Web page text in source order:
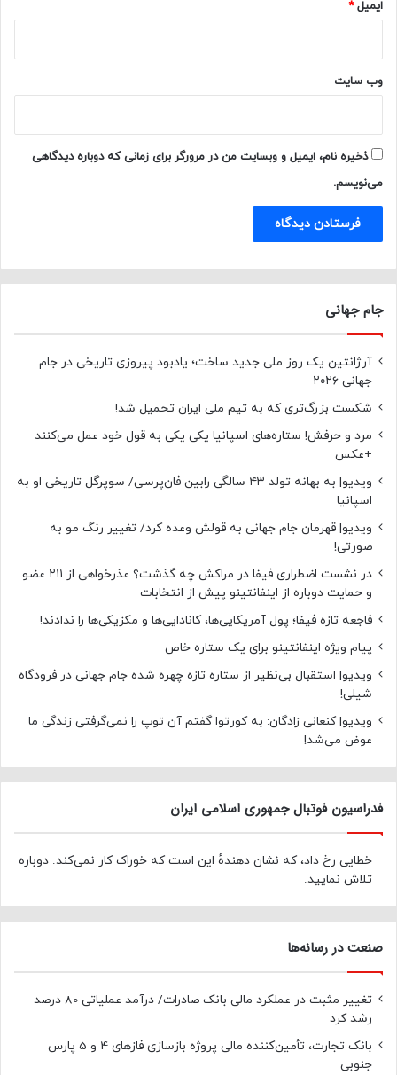
ایمیل*
وب‌ سایت
ذخیره نام، ایمیل و وبسایت من در مرورگر برای زمانی که دوباره دیدگاهی
می‌نویسم.
جام جهانی
آرژانتین یک روز ملی جدید ساخت؛ یادبود پیروزی تاریخی در جام
جهانی ۲۰۲۶
شکست بزرگ‌تری که به تیم ملی ایران تحمیل شد!
مرد و حرفش! ستاره‌های اسپانیا یکی یکی به قول خود عمل می‌کنند
+عکس
ویدیو| به بهانه تولد ۴۳ سالگی رابین فان‌پرسی/ سوپرگل تاریخی او به
اسپانیا
ویدیو| قهرمان جام جهانی به قولش وعده کرد/ تغییر رنگ مو به
صورتی!
در نشست اضطراری فیفا در مراکش چه گذشت؟ عذرخواهی از ۲۱۱ عضو
و حمایت دوباره از اینفانتینو پیش از انتخابات
فاجعه تازه فیفا؛ پول آمریکایی‌ها، کانادایی‌ها و مکزیکی‌ها را ندادند!
پیام ویژه اینفانتینو برای یک ستاره خاص
ویدیو| استقبال بی‌نظیر از ستاره تازه چهره شده جام جهانی در فرودگاه
شیلی!
ویدیو| کنعانی زادگان: به کورتوا گفتم آن توپ را نمی‌گرفتی زندگی ما
عوض می‌شد!
فدراسیون فوتبال جمهوری اسلامی ایران
خطایی رخ داد، که نشان دهندهٔ این است که خوراک کار نمی‌کند. دوباره
تلاش نمایید.
صنعت در رسانه‌ها
تغییر مثبت در عملکرد مالی بانک صادرات/ درآمد عملیاتی 80 درصد
رشد کرد
بانک تجارت، تأمین‌کننده مالی پروژه بازسازی فازهای 4 و 5 پارس
جنوبی